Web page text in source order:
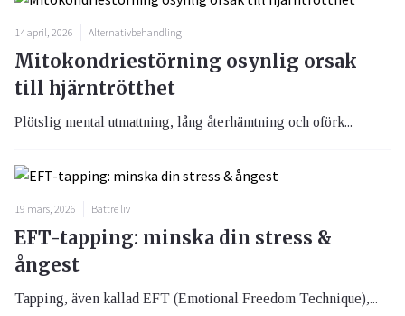
14 april, 2026 Alternativbehandling
Mitokondriestörning osynlig orsak
till hjärntrötthet
Plötslig mental utmattning, lång återhämtning och oförk...
19 mars, 2026 Bättre liv
EFT-tapping: minska din stress &
ångest
Tapping, även kallad EFT (Emotional Freedom Technique),...